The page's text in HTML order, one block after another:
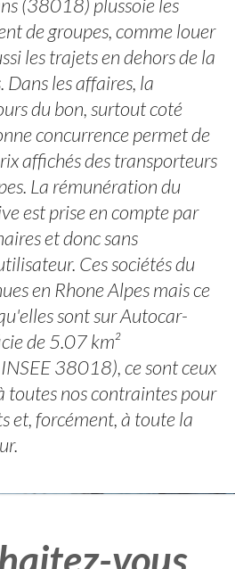
(38018) plussoie les
de groupes, comme louer
les trajets en dehors de la
Dans les affaires, la
du bon, surtout coté
concurrence permet de
affichés des transporteurs
La rémunération du
est prise en compte par
et donc sans
Ces sociétés du
en Rhone Alpes mais ce
sont sur Autocar-
de 5.07 km²
38018), ce sont ceux
toutes nos contraintes pour
et, forcément, à toute la
vous